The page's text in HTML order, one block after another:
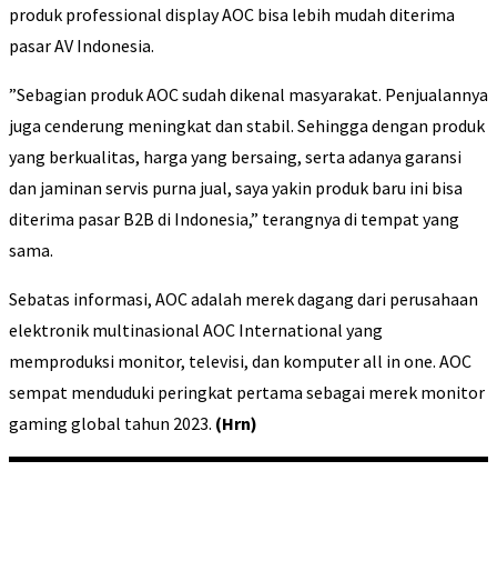
produk professional display AOC bisa lebih mudah diterima
pasar AV Indonesia.
”Sebagian produk AOC sudah dikenal masyarakat. Penjualannya
juga cenderung meningkat dan stabil. Sehingga dengan produk
yang berkualitas, harga yang bersaing, serta adanya garansi
dan jaminan servis purna jual, saya yakin produk baru ini bisa
diterima pasar B2B di Indonesia,” terangnya di tempat yang
sama.
Sebatas informasi, AOC adalah merek dagang dari perusahaan
elektronik multinasional AOC International yang
memproduksi monitor, televisi, dan komputer all in one. AOC
sempat menduduki peringkat pertama sebagai merek monitor
gaming global tahun 2023. (Hrn)